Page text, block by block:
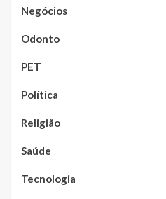
Negócios
Odonto
PET
Política
Religião
Saúde
Tecnologia